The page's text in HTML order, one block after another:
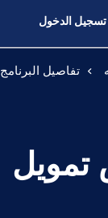
تسجيل الدخول
تفاصيل البرنامج